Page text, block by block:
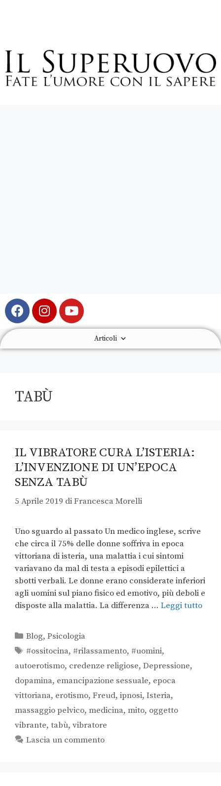
Articoli
TABÙ
IL VIBRATORE CURA L’ISTERIA:
L’INVENZIONE DI UN’EPOCA
SENZA TABÙ
5 Aprile 2019 diFrancesca Morelli
Uno sguardo al passato Un medico inglese, scrive
che circa il 75% delle donne soffriva in epoca
vittoriana di isteria, una malattia i cui sintomi
variavano da mal di testa a episodi epilettici a
sbotti verbali. Le donne erano considerate inferiori
agli uomini sul piano fisico ed emotivo, più deboli e
disposte alla malattia. La differenza … Leggi tutto
Blog,Psicologia
#ossitocina, #rilassamento, #uomini,
autoerotismo, credenze religiose, Depressione,
dopamina, emancipazione sessuale, epoca
vittoriana, erotismo, Freud, ipnosi, Isteria,
massaggio pelvico, medicina, mito, oggetto
vibrante, tabù, vibratore
Lascia un commento